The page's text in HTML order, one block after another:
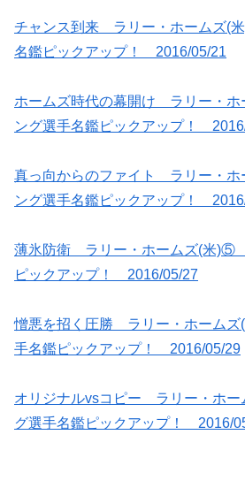
チャンス到来 ラリー・ホームズ(
名鑑ピックアップ！ 2016/05/21
ホームズ時代の幕開け ラリー・
ング選手名鑑ピックアップ！
真っ向からのファイト ラリー・
ング選手名鑑ピックアップ！
薄氷防衛 ラリー・ホームズ(米)⑤
ピックアップ！ 2016/05/27
憎悪を招く圧勝 ラリー・ホーム
手名鑑ピックアップ！ 2016/05/29
オリジナルvsコピー ラリー・ホ
グ選手名鑑ピックアップ！ 2016/